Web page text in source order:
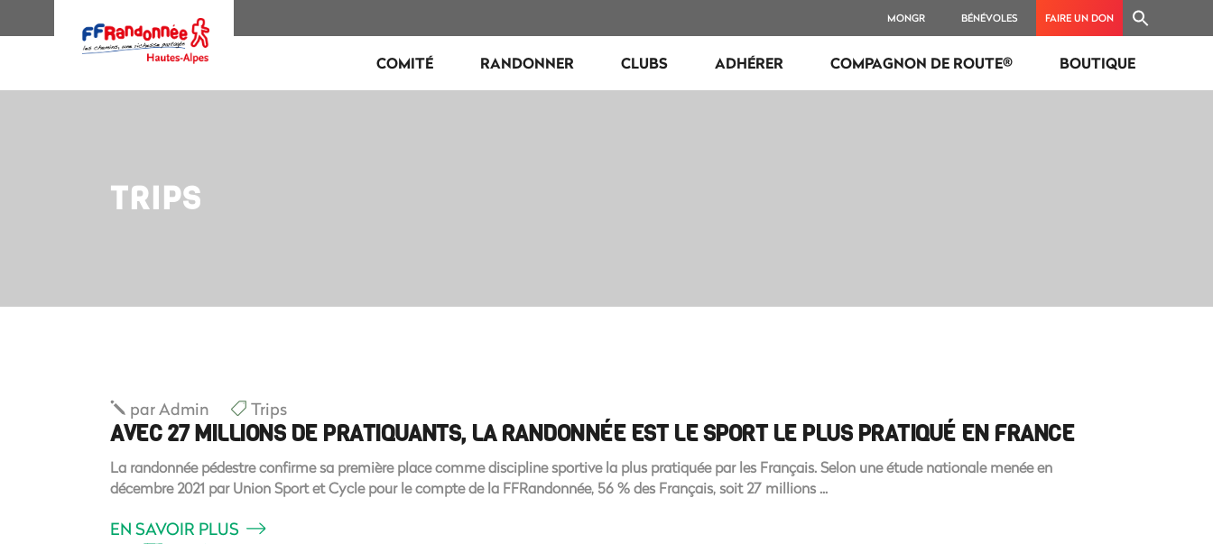
MONGR BÉNÉVOLES FAIRE UN DON
COMITÉ RANDONNER CLUBS ADHÉRER COMPAGNON DE ROUTE® BOUTIQUE
TRIPS
parAdmin Trips
AVEC 27 MILLIONS DE PRATIQUANTS, LA RANDONNÉE EST LE SPORT LE PLUS PRATIQUÉ EN FRANCE
La randonnée pédestre confirme sa première place comme discipline sportive la plus pratiquée par les Français. Selon une étude nationale menée en
décembre 2021 par Union Sport et Cycle pour le compte de la FFRandonnée, 56 % des Français, soit 27 millions
EN SAVOIR PLUS